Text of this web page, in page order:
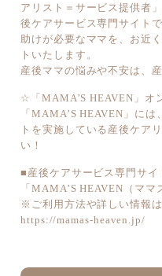
アリスト＝サービス提供者
後ケアサービス専門サイトで
助けが必要なママを、お近
トいたします。
産後ママの悩みや不安は、
☆「MAMA’S HEAVEN」
「MAMA’S HEAVEN」に
トを実施している産後ケア
い！
■産後ケアサービス専門サイ
「MAMA’S HEAVEN（ママ
※ご利用方法や詳しい情報
https://mamas-heaven.jp/